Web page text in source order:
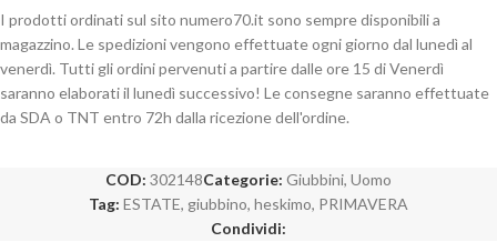
I prodotti ordinati sul sito numero70.it sono sempre disponibili a
magazzino. Le spedizioni vengono effettuate ogni giorno dal lunedì al
venerdì. Tutti gli ordini pervenuti a partire dalle ore 15 di Venerdì
saranno elaborati il lunedì successivo! Le consegne saranno effettuate
da SDA o TNT entro 72h dalla ricezione dell'ordine.
COD: 302148Categorie: Giubbini, Uomo
Tag: ESTATE, giubbino, heskimo, PRIMAVERA
Condividi: